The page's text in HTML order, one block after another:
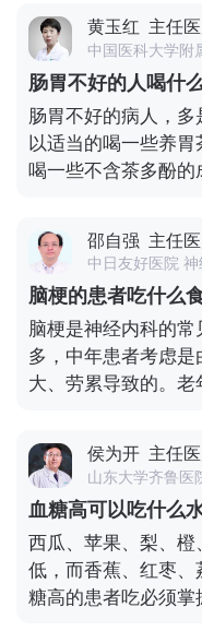
吃一些，芹菜、韭
需要尽量避免油腻
保持良好的生活习
够有效的预防脑梗塞
黄玉红 主任
中国医科大学附
肠胃不好的人喝什
肠胃不好的病人，
以适当的喝一些养
喝一些不含茶多酚的
导致胃部不适的症
的人群还要注意饮食
邵自强 主任
中日友好医院
脑梗的患者吃什么
脑梗是神经内科的
多，中年患者考虑
大、劳累导致的。
化，形成斑块导致
以要注意饮食习惯，
以低盐低脂饮食，
侯为开 主任
山东大学齐鲁医
血糖高可以吃什么
西瓜、苹果、梨、
低，而香蕉、红枣、
糖高的患者吃必须掌